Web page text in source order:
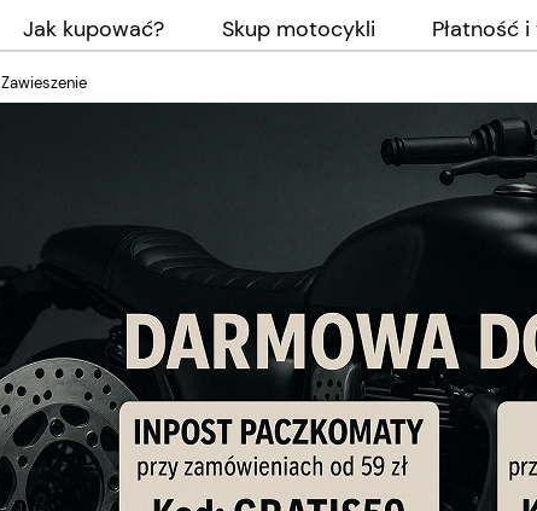
Jak kupować? Skup motocykli Płatność i
Zawieszenie